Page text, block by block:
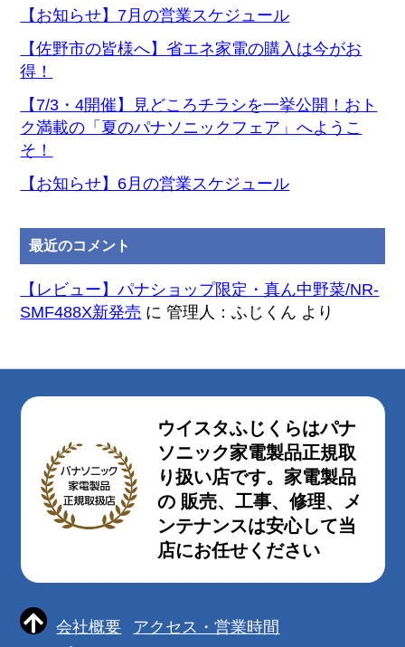
ブ
【お知らせ】7月の営業スケジュール
【佐野市の皆様へ】省エネ家電の購入は今がお
得！
【7/3・4開催】見どころチラシを一挙公開！おト
ク満載の「夏のパナソニックフェア」へようこ
そ！
【お知らせ】6月の営業スケジュール
最近のコメント
【レビュー】パナショップ限定・真ん中野菜/NR-
SMF488X新発売 に管理人：ふじくん より
ウイスタふじくらはパナ
ソニック家電製品正規取
り扱い店です。家電製品
の 販売、工事、修理、メ
ンテナンスは安心して当
店にお任せください
会社概要
アクセス・営業時間